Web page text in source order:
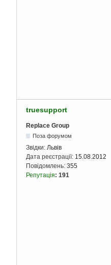
truesupport
Replace Group
Поза форумом
Звідки: Львів
Дата реєстрації: 15.08.2012
Повідомлень: 355
Репутація: 191